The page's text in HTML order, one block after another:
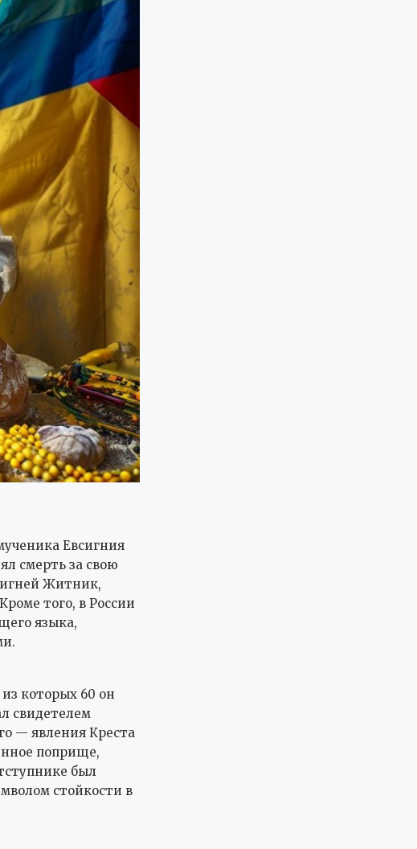
Евсигния
смерть за свою
Житник,
того, в России
языка,
которых 60 он
свидетелем
— явления Креста
поприще,
был
стойкости в